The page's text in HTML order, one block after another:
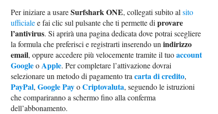
Per iniziare a usareSurfshark ONE, collegati subito alsito
ufficialee fai clic sul pulsante che ti permette diprovare
l’antivirus. Si aprirà una pagina dedicata dove potrai scegliere
la formula che preferisci e registrarti inserendo unindirizzo
email, oppure accedere più velocemente tramite il tuoaccount
Googleo Apple. Per completare l’attivazione dovrai
selezionare un metodo di pagamento tracarta di credito,
PayPal,Google PayoCriptovaluta, seguendo le istruzioni
che compariranno a schermo fino alla conferma
dell’abbonamento.